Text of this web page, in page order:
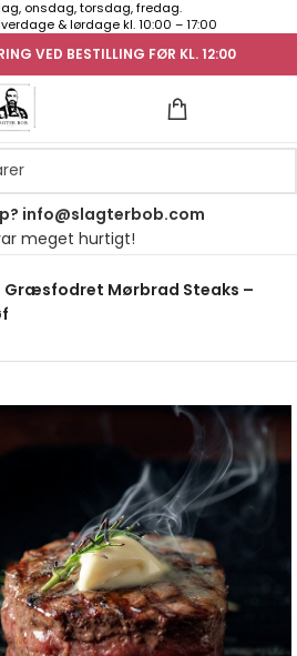
onsdag, torsdag, fredag.
& lørdage kl. 10:00 – 17:00
VED BESTILLING FØR KL. 12:00
info@slagterbob.com
meget hurtigt!
Græsfodret Mørbrad Steaks –